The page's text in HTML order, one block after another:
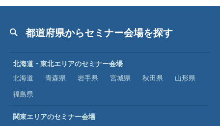
都道府県からセミナー会場を探す
北海道・東北エリアのセミナー会場
北海道
青森県 岩手県 宮城県 秋田県
山形県
福島県
関東エリアのセミナー会場